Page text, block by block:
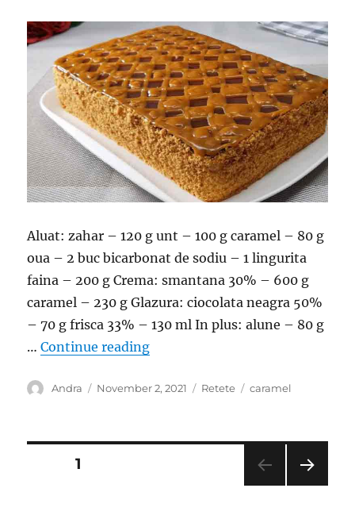
Aluat: zahar – 120 g unt – 100 g caramel – 80 g
oua – 2 buc bicarbonat de sodiu – 1 lingurita
faina – 200 g Crema: smantana 30% – 600 g
caramel – 230 g Glazura: ciocolata neagra 50%
– 70 g frisca 33% – 130 ml In plus: alune – 80 g
…Continue reading“Prajitura cu caramel si o
Author
Andra
Posted
November 2, 2021 Categories
Retete Tags
caramel
Posts
PAGE1